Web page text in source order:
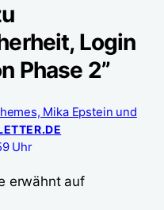
Login
Phase 2”
Mika Epstein und
Uhr
erwähnt auf